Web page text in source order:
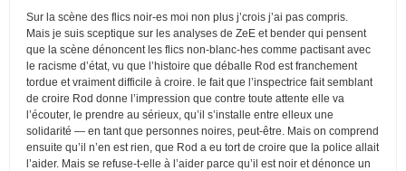
Sur la scène des flics noir-es moi non plus j’crois j’ai pas compris.
Mais je suis sceptique sur les analyses de ZeE et bender qui pensent
que la scène dénoncent les flics non-blanc-hes comme pactisant avec
le racisme d’état, vu que l’histoire que déballe Rod est franchement
tordue et vraiment difficile à croire. le fait que l’inspectrice fait semblant
de croire Rod donne l’impression que contre toute attente elle va
l’écouter, le prendre au sérieux, qu’il s’installe entre elleux une
solidarité — en tant que personnes noires, peut-être. Mais on comprend
ensuite qu’il n’en est rien, que Rod a eu tort de croire que la police allait
l’aider. Mais se refuse-t-elle à l’aider parce qu’il est noir et dénonce un